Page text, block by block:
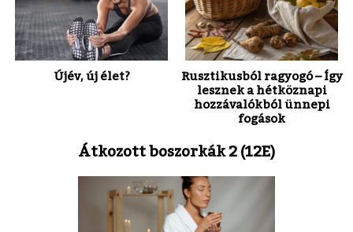
Újév, új élet?
Rusztikusból ragyogó – Így
lesznek a hétköznapi
hozzávalókból ünnepi
fogások
Átkozott boszorkák 2 (12E)